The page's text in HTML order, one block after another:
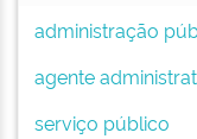
administração
agente
serviço público